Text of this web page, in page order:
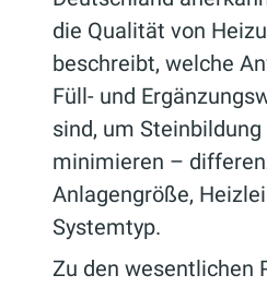
die Qualität von
beschreibt, welche
Füll- und
sind, um
minimieren –
Anlagengröße,
Systemtyp.
Zu den wesentlichen